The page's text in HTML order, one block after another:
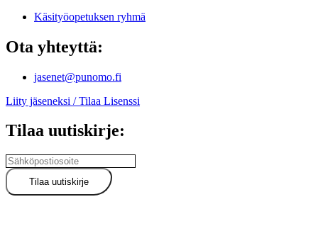
Käsityöopetuksen ryhmä
Ota yhteyttä:
jasenet@punomo.fi
Liity jäseneksi / Tilaa Lisenssi
Tilaa uutiskirje: